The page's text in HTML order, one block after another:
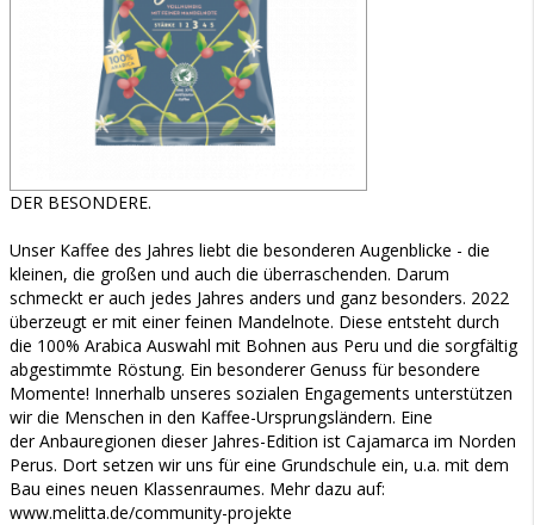
DER BESONDERE.
Unser Kaffee des Jahres liebt die besonderen Augenblicke - die
kleinen, die großen und auch die überraschenden. Darum
schmeckt er auch jedes Jahres anders und ganz besonders. 2022
überzeugt er mit einer feinen Mandelnote. Diese entsteht durch
die 100% Arabica Auswahl mit Bohnen aus Peru und die sorgfältig
abgestimmte Röstung. Ein besonderer Genuss für besondere
Momente! Innerhalb unseres sozialen Engagements unterstützen
wir die Menschen in den Kaffee-Ursprungsländern. Eine
der Anbauregionen dieser Jahres-Edition ist Cajamarca im Norden
Perus. Dort setzen wir uns für eine Grundschule ein, u.a. mit dem
Bau eines neuen Klassenraumes. Mehr dazu auf:
www.melitta.de/community-projekte